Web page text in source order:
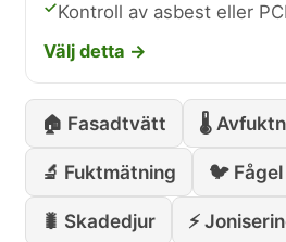
Kontroll av asbest eller
Välj detta →
🏠 Fasadtvätt 🌡️
🔬 Fuktmätning 🐦
🐛 Skadedjur ⚡